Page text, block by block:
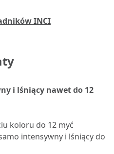
INCI
i lśniący nawet do 12
koloru do 12 myć
intensywny i lśniący do